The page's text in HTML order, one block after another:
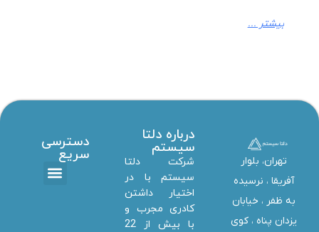
بیشتر ...
تهران، بلوار
آفریقا ، نرسیده
به ظفر ،‌ خیابان
یزدان پناه ، کوی
درباره دلتا
سیستم
شرکت دلتا
سیستم با در
اختیار داشتن
کادری مجرب و
با بیش از 22
دسترسی
سریع